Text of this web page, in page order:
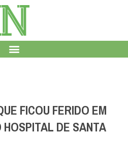
FICOU FERIDO EM
DE SANTA